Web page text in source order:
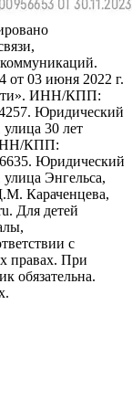
03 июня 2022 г.
ИНН/КПП:
Юридический
30 лет
КПП:
Юридический
Энгельса,
Караченцева,
Для детей
с
правах. При
обязательна.